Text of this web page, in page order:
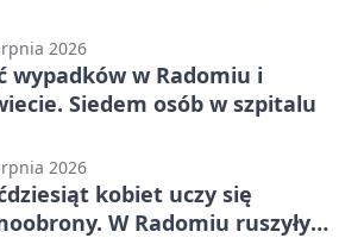
2026
wypadków w Radomiu i
Siedem osób w szpitalu
2026
kobiet uczy się
W Radomiu ruszyły